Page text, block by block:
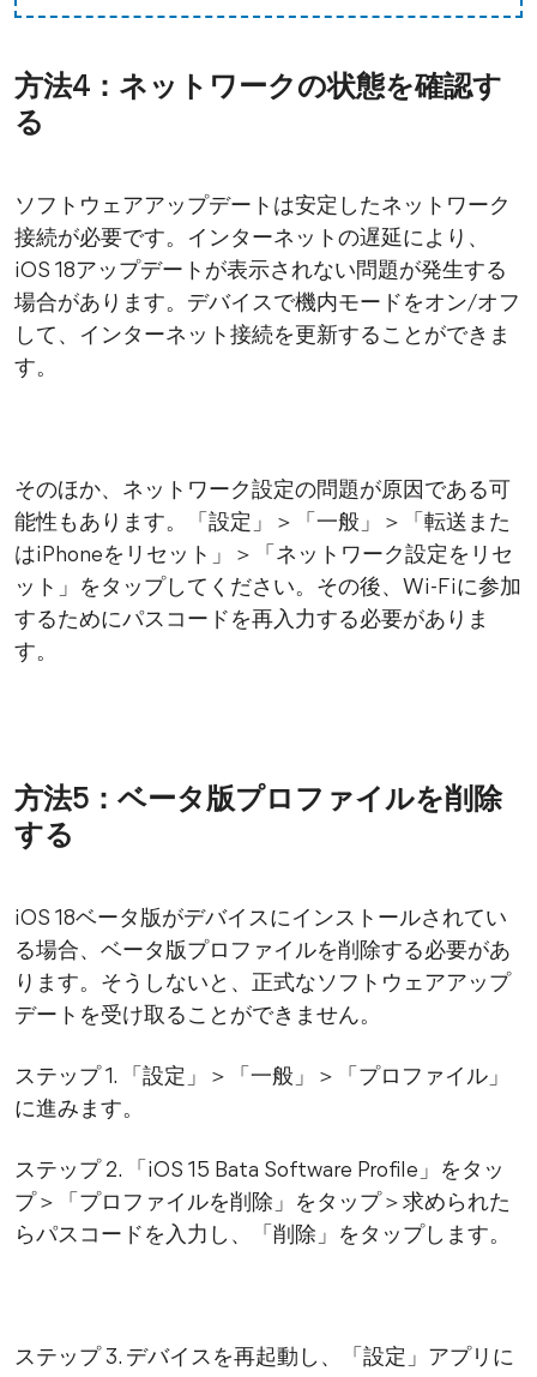
方法4：ネットワークの状態を確認す
る
ソフトウェアアップデートは安定したネットワーク
接続が必要です。インターネットの遅延により、
iOS 18アップデートが表示されない問題が発生する
場合があります。デバイスで機内モードをオン/オフ
して、インターネット接続を更新することができま
す。
そのほか、ネットワーク設定の問題が原因である可
能性もあります。「設定」＞「一般」＞「転送また
はiPhoneをリセット」＞「ネットワーク設定をリセ
ット」をタップしてください。その後、Wi-Fiに参加
するためにパスコードを再入力する必要がありま
す。
方法5：ベータ版プロファイルを削除
する
iOS 18ベータ版がデバイスにインストールされてい
る場合、ベータ版プロファイルを削除する必要があ
ります。そうしないと、正式なソフトウェアアップ
デートを受け取ることができません。
ステップ 1. 「設定」＞「一般」＞「プロファイル」
に進みます。
ステップ 2. 「iOS 15 Bata Software Profile」をタッ
プ＞「プロファイルを削除」をタップ＞求められた
らパスコードを入力し、「削除」をタップします。
ステップ 3. デバイスを再起動し、「設定」アプリに